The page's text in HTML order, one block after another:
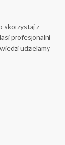
skorzystaj z
profesjonalni
udzielamy